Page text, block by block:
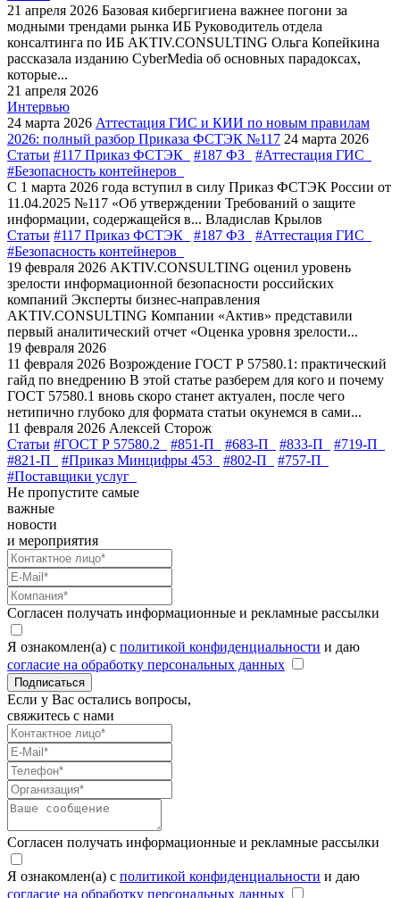
21 апреля 2026 Базовая кибергигиена важнее погони за
модными трендами рынка ИБ Руководитель отдела
консалтинга по ИБ AKTIV.CONSULTING Ольга Копейкина
рассказала изданию CyberMedia об основных парадоксах,
которые...
21 апреля 2026
Интервью
24 марта 2026 Аттестация ГИС и КИИ по новым правилам
2026: полный разбор Приказа ФСТЭК №117 24 марта 2026
Статьи #117 Приказ ФСТЭК #187 ФЗ
#Аттестация ГИС
#Безопасность контейнеров
С 1 марта 2026 года вступил в силу Приказ ФСТЭК России от
11.04.2025 №117 «Об утверждении Требований о защите
информации, содержащейся в... Владислав Крылов
Статьи #117 Приказ ФСТЭК #187 ФЗ
#Аттестация ГИС
#Безопасность контейнеров
19 февраля 2026 AKTIV.CONSULTING оценил уровень
зрелости информационной безопасности российских
компаний Эксперты бизнес-направления
AKTIV.CONSULTING Компании «Актив» представили
первый аналитический отчет «Оценка уровня зрелости...
19 февраля 2026
11 февраля 2026 Возрождение ГОСТ Р 57580.1: практический
гайд по внедрению В этой статье разберем для кого и почему
ГОСТ 57580.1 вновь скоро станет актуален, после чего
нетипично глубоко для формата статьи окунемся в сами...
11 февраля 2026 Алексей Сторож
Статьи #ГОСТ Р 57580.2 #851-П #683-П #833-П
#719-П
#821-П
#Приказ Минцифры 453 #802-П
#757-П
#Поставщики услуг
Не пропустите самые
важные
новости
и мероприятия
Согласен получать информационные и рекламные рассылки
Я ознакомлен(а) с политикой конфиденциальности и даю
согласие на обработку персональных данных
Подписаться
Если у Вас остались вопросы,
свяжитесь с нами
Согласен получать информационные и рекламные рассылки
Я ознакомлен(а) с политикой конфиденциальности и даю
согласие на обработку персональных данных